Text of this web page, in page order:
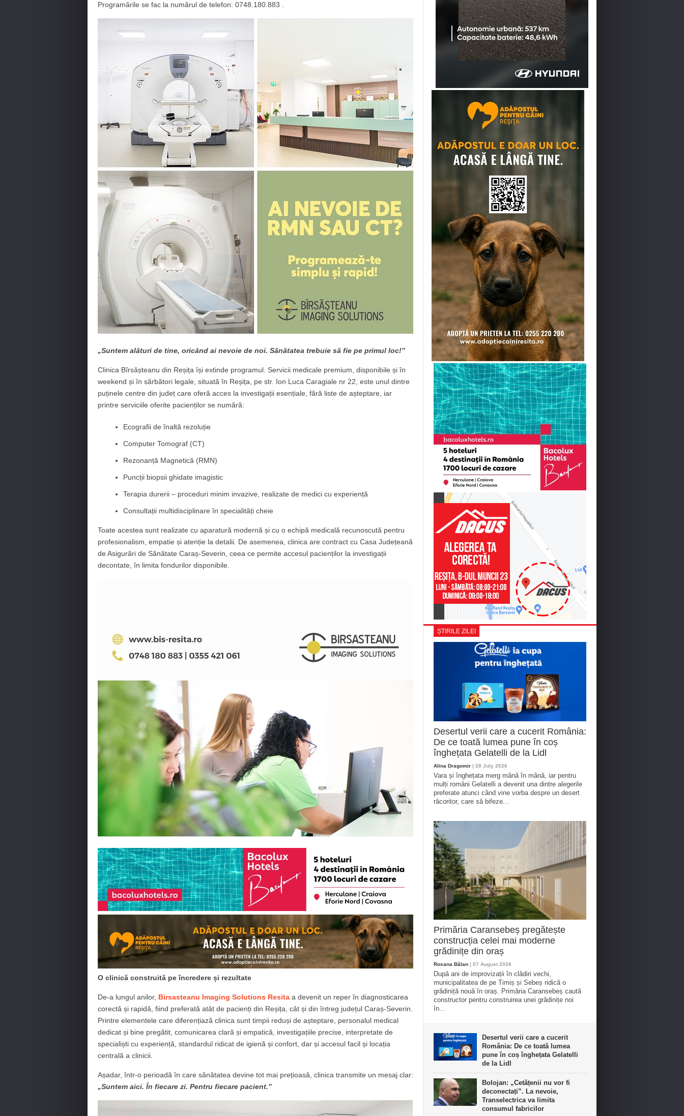
Programările se fac la numărul de telefon: 0748.180.883 .
„Suntem alături de tine, oricând ai nevoie de noi. Sănătatea trebuie să fie pe primul loc!”
Clinica Bîrsășteanu din Reșița își extinde programul. Servicii medicale premium, disponibile și în
weekend și în sărbători legale, situată în Reșița, pe str. Ion Luca Caragiale nr 22, este unul dintre
puținele centre din județ care oferă acces la investigații esențiale, fără liste de așteptare, iar
printre serviciile oferite pacienților se numără:
Ecografii de înaltă rezoluție
Computer Tomograf (CT)
Rezonanță Magnetică (RMN)
Puncții biopsii ghidate imagistic
Terapia durerii – proceduri minim invazive, realizate de medici cu experiență
Consultații multidisciplinare în specialități cheie
Toate acestea sunt realizate cu aparatură modernă și cu o echipă medicală recunoscută pentru
profesionalism, empatie și atenție la detalii. De asemenea, clinica are contract cu Casa Județeană
de Asigurări de Sănătate Caraș-Severin, ceea ce permite accesul pacienților la investigații
decontate, în limita fondurilor disponibile.
O clinică construită pe încredere și rezultate
De-a lungul anilor, Birsasteanu Imaging Solutions Resita a devenit un reper în diagnosticarea
corectă și rapidă, fiind preferată atât de pacienți din Reșița, cât și din întreg județul Caraș-Severin.
Printre elementele care diferențiază clinica sunt timpii reduși de așteptare, personalul medical
dedicat și bine pregătit, comunicarea clară și empatică, investigațiile precise, interpretate de
specialiști cu experiență, standardul ridicat de igienă și confort, dar și accesul facil și locația
centrală a clinicii.
Așadar, într-o perioadă în care sănătatea devine tot mai prețioasă, clinica transmite un mesaj clar:
„Suntem aici. În fiecare zi. Pentru fiecare pacient.”
ȘTIRILE ZILEI
Desertul verii care a cucerit România:
De ce toată lumea pune în coș
înghețata Gelatelli de la Lidl
Alina Dragomir | 28 July 2026
Vara și înghețata merg mână în mână, iar pentru
mulți români Gelatelli a devenit una dintre alegerile
preferate atunci când vine vorba despre un desert
răcoritor, care să bifeze...
Primăria Caransebeș pregătește
construcția celei mai moderne
grădinițe din oraș
Roxana Bălan | 07 August 2026
După ani de improvizații în clădiri vechi,
municipalitatea de pe Timiș și Sebeș ridică o
grădiniță nouă în oraș. Primăria Caransebeș caută
constructor pentru construirea unei grădinițe noi
în...
Desertul verii care a cucerit
România: De ce toată lumea
pune în coș înghețata Gelatelli
de la Lidl
Bolojan: „Cetățenii nu vor fi
deconectați”. La nevoie,
Transelectrica va limita
consumul fabricilor